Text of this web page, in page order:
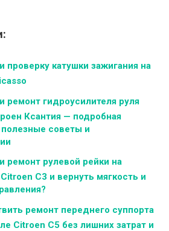
проверку катушки зажигания на
ремонт гидроусилителя руля
Ксантия — подробная
полезные советы и
ремонт рулевой рейки на
C3 и вернуть мягкость и
ремонт переднего суппорта
Citroen C5 без лишних затрат и